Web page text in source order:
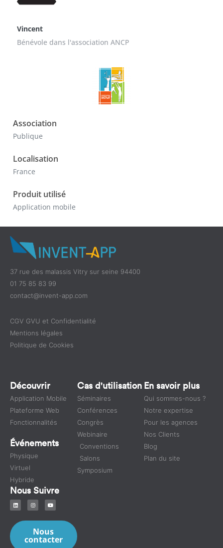
Vincent
Bénévole dans l'association ANCP
Association
Publique
Localisation
France
Produit utilisé
Application mobile
37 rue des malassis Vitry sur seine 94400
01 75 85 83 99
contact@invent-app.com
CGV GVU et Confidentialité
Mentions légales
Politique de Cookies
Découvrir
Application Mobile
Plateforme Web
Fonctionnalités
Événements
Physique
Virtuel
Hybride
Cas d'utilisation
Séminaires
Conférences
Congrès
Webinaire
Conventions
Salons
Symposium
En savoir plus
Qui sommes-nous ?
Notre expertise
Pour les agences
Nos Clients
Blog
Plan du site
Nous Suivre
Nous
contacter